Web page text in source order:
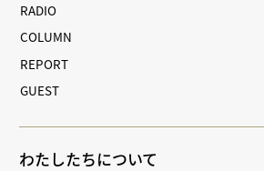
RADIO
COLUMN
REPORT
GUEST
わたしたちについて